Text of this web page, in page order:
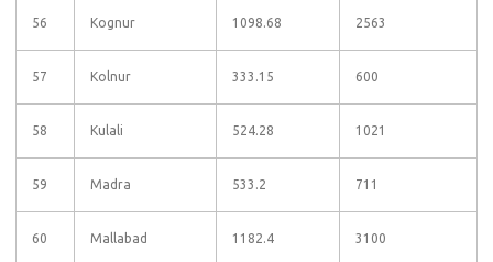
56 Kognur 1098.68 2563
57 Kolnur 333.15 600
58 Kulali 524.28 1021
59 Madra 533.2 711
60 Mallabad 1182.4 3100